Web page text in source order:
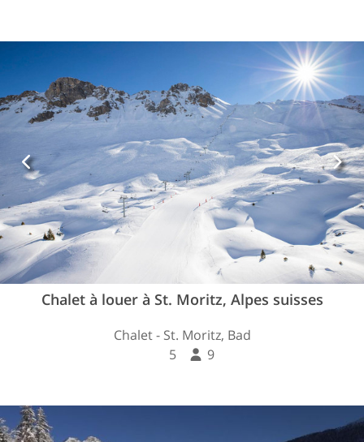
Chalet à louer à St. Moritz, Alpes suisses
Chalet - St. Moritz, Bad
5
9